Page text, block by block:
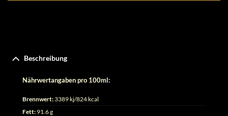
Beschreibung
Nährwertangaben pro 100ml:
Brennwert:3389 kj/824 kcal
Fett: 91.6 g